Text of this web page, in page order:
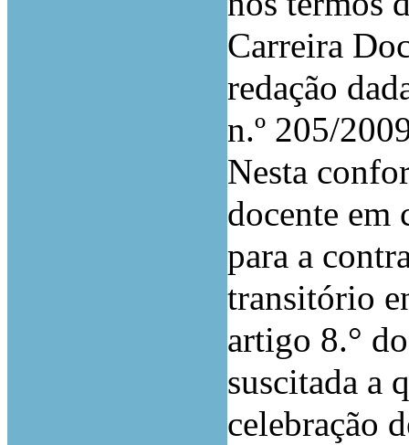
Carreira
redação
n.º 205/
Nesta
docente em
para a
transitório
artigo 8.°
suscitada a
celebração